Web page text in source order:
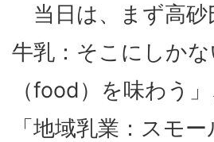
当日は、まず高砂
牛乳：そこにしかな
（food）を味わう
「地域乳業：スモ